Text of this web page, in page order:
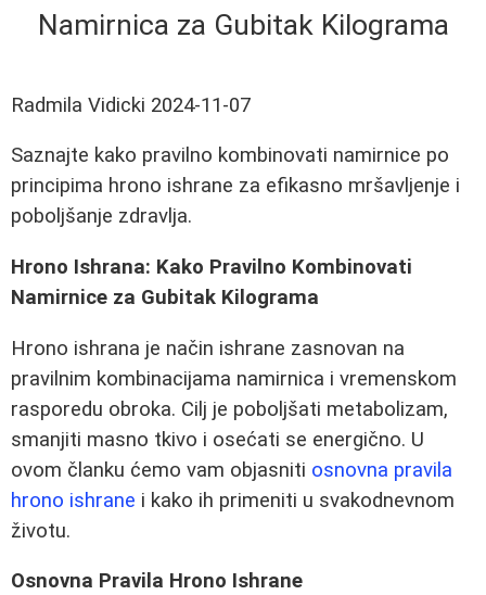
Namirnica za Gubitak Kilograma
Radmila Vidicki 2024-11-07
Saznajte kako pravilno kombinovati namirnice po
principima hrono ishrane za efikasno mršavljenje i
poboljšanje zdravlja.
Hrono Ishrana: Kako Pravilno Kombinovati
Namirnice za Gubitak Kilograma
Hrono ishrana je način ishrane zasnovan na
pravilnim kombinacijama namirnica i vremenskom
rasporedu obroka. Cilj je poboljšati metabolizam,
smanjiti masno tkivo i osećati se energično. U
ovom članku ćemo vam objasniti osnovna pravila
hrono ishrane i kako ih primeniti u svakodnevnom
životu.
Osnovna Pravila Hrono Ishrane